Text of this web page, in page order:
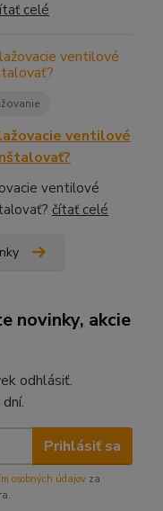
celé
ventilové
ventilové
čítať celé
novinky, akcie
odhlásiť.
Prihlásiť sa
osobných údajov za